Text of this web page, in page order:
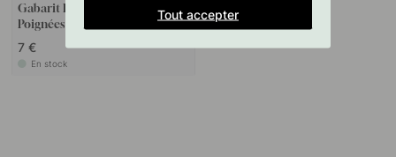
Gabarit De Perçage Pour
Poignées Et Boutons
7 €
En stock
Tout accepter